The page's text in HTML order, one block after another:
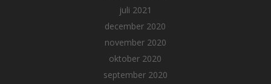
juli 2021
december 2020
november 2020
oktober 2020
september 2020